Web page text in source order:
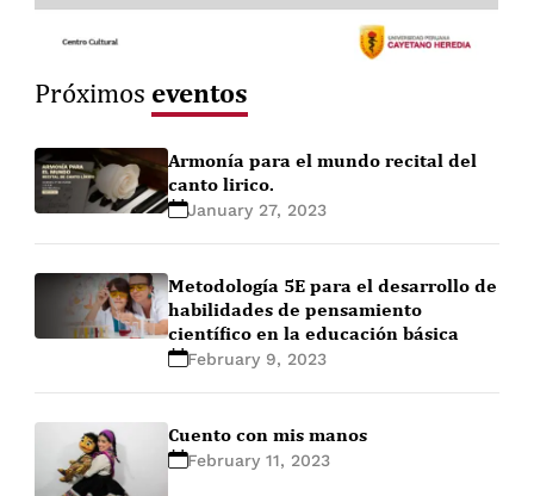
Próximos eventos
Armonía para el mundo recital del
canto lirico.
January 27, 2023
Metodología 5E para el desarrollo de
habilidades de pensamiento
científico en la educación básica
February 9, 2023
Cuento con mis manos
February 11, 2023